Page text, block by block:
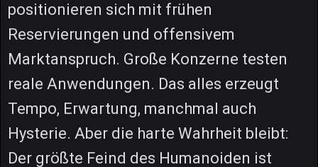
positionieren sich mit frühen
Reservierungen und offensivem
Marktanspruch. Große Konzerne testen
reale Anwendungen. Das alles erzeugt
Tempo, Erwartung, manchmal auch
Hysterie. Aber die harte Wahrheit bleibt:
Der größte Feind des Humanoiden ist